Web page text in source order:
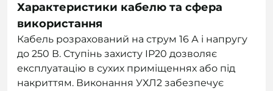
Характеристики кабелю та сфера
використання
Кабель розрахований на струм 16 А і напругу
до 250 В. Ступінь захисту IP20 дозволяє
експлуатацію в сухих приміщеннях або під
накриттям. Виконання УХЛ2 забезпечує